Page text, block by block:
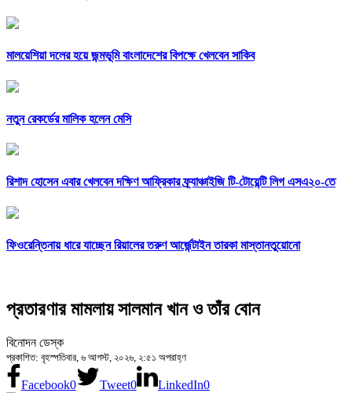
মালয়েশিয়া দলের হয়ে জন্মভূমি বাংলাদেশের বিপক্ষে খেলবেন সাকিব
নতুন রেকর্ডের মালিক হলেন মেসি
রিশাদ হোসেন এবার খেলবেন দক্ষিণ আফ্রিকার ফ্র্যাঞ্চাইজি টি-টোয়েন্টি লিগ এসএ২০-তে
ফিওরেন্তিনায় ধারে যাচ্ছেন রিয়ালের তরুণ আর্জেন্টাইন তারকা মাস্তানতুয়োনো
প্রতারণার মামলায় সালমান খান ও তাঁর বোন
বিনোদন ডেস্ক
প্রকাশিত: বৃহস্পতিবার, ৬ আগস্ট, ২০২৬, ২:৫১ অপরাহ্ণ
Facebook0 Tweet0 LinkedIn0